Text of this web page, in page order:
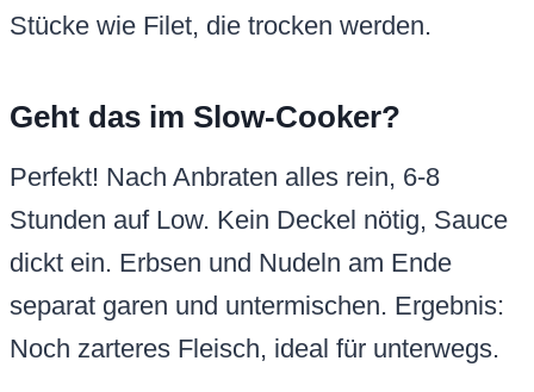
Stücke wie Filet, die trocken werden.
Geht das im Slow-Cooker?
Perfekt! Nach Anbraten alles rein, 6-8
Stunden auf Low. Kein Deckel nötig, Sauce
dickt ein. Erbsen und Nudeln am Ende
separat garen und untermischen. Ergebnis:
Noch zarteres Fleisch, ideal für unterwegs.